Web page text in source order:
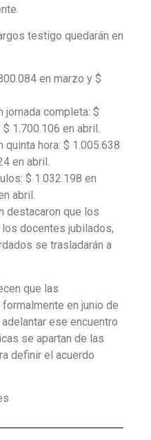
testigo quedarán en
en marzo y $
jornada completa: $
1.700.106 en abril.
quinta hora: $ 1.005.638
en abril.
$ 1.032.198 en
abril.
destacaron que los
docentes jubilados,
se trasladarán a
que las
en junio de
ese encuentro
se apartan de las
definir el acuerdo